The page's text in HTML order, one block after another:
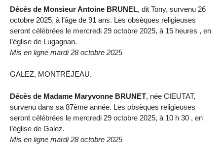
Décès de Monsieur Antoine BRUNEL, dit Tony, survenu 26
octobre 2025, à l’âge de 91 ans. Les obsèques religieuses
seront célébrées le mercredi 29 octobre 2025, à 15 heures , en
l’église de Lugagnan.
Mis en ligne mardi 28 octobre 2025
GALEZ, MONTRÉJEAU.
Décès de Madame Maryvonne BRUNET, née CIEUTAT,
survenu dans sa 87ème année. Les obsèques religieuses
seront célébrées le mercredi 29 octobre 2025, à 10 h 30 , en
l’église de Galez.
Mis en ligne mardi 28 octobre 2025